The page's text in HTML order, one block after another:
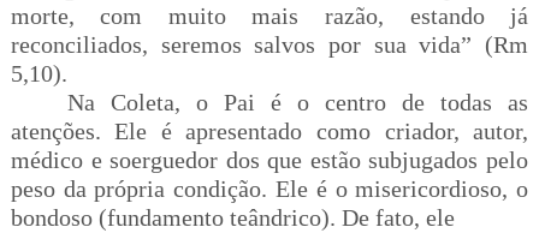
morte, com muito mais razão, estando já
reconciliados, seremos salvos por sua vida” (Rm
5,10).
Na Coleta, o Pai é o centro de todas as
atenções. Ele é apresentado como criador, autor,
médico e soerguedor dos que estão subjugados pelo
peso da própria condição. Ele é o misericordioso, o
bondoso (fundamento teândrico). De fato, ele